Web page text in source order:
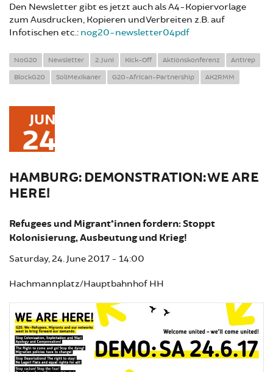
Den Newsletter gibt es jetzt auch als A4-Kopiervorlage
zum Ausdrucken, Kopieren und Verbreiten z.B. auf
Infotischen etc.: nog20-newsletter04pdf
NoG20 Newsletter 2. Juni Kick-Off Aktionskonferenz Antirep
BlockG20 SoliMexikaner G20-African-Partnership AK2RMM
JUN
24
HAMBURG: DEMONSTRATION: WE ARE
HERE!
Refugees und Migrant*innen fordern: Stoppt
Kolonisierung, Ausbeutung und Krieg!
Saturday, 24. June 2017 - 14:00
Hachmannplatz/Hauptbahnhof HH